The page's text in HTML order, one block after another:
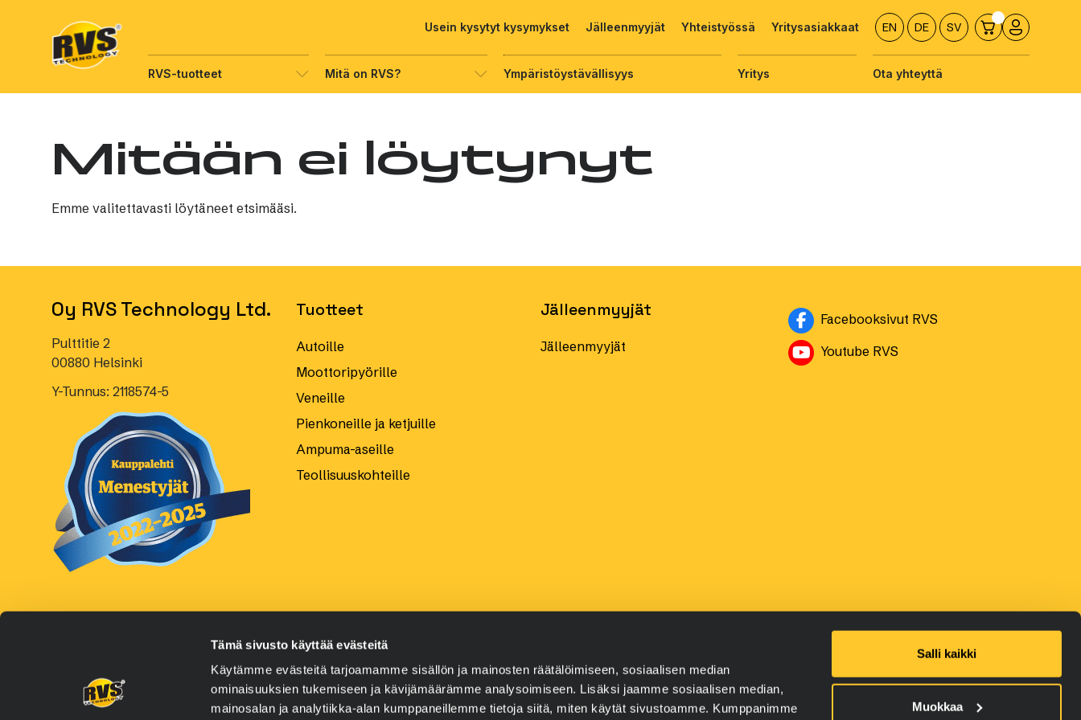
Tämä sivusto käyttää evästeitä
Käytämme evästeitä tarjoamamme sisällön ja mainosten räätälöimiseen, sosiaalisen median
ominaisuuksien tukemiseen ja kävijämäärämme analysoimiseen. Lisäksi jaamme sosiaalisen median,
mainosalan ja analytiikka-alan kumppaneillemme tietoja siitä, miten käytät sivustoamme. Kumppanimme
Salli kaikki
Muokkaa
Usein kysytyt kysymykset Jälleenmyyjät Yhteistyössä Yritysasiakkaat EN DE SV
RVS-tuotteet Mitä on RVS? Ympäristöystävällisyys Yritys Ota yhteyttä
Mitään ei löytynyt
Emme valitettavasti löytäneet etsimääsi.
Oy RVS Technology Ltd.
Pulttitie 2
00880 Helsinki
Y-Tunnus: 2118574-5
Tuotteet
Autoille
Moottoripyörille
Veneille
Pienkoneille ja ketjuille
Ampuma-aseille
Teollisuuskohteille
Jälleenmyyjät
Jälleenmyyjät
Facebooksivut RVS
Youtube RVS